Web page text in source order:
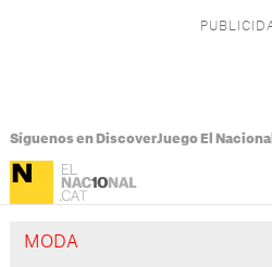
Síguenos en DiscoverJuego El Nacional
MODA